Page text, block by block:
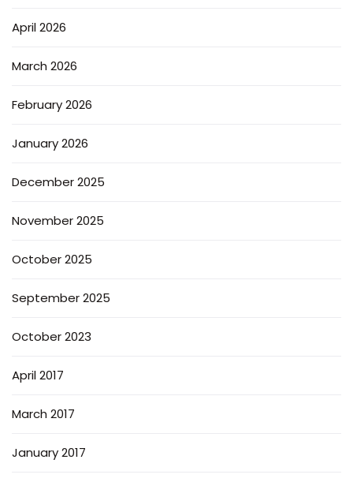
April 2026
March 2026
February 2026
January 2026
December 2025
November 2025
October 2025
September 2025
October 2023
April 2017
March 2017
January 2017